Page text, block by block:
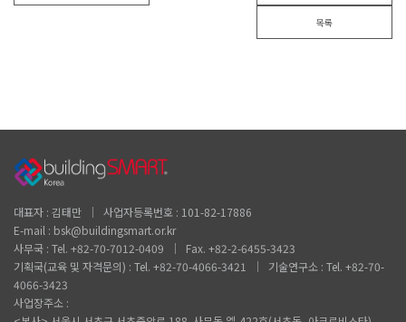
목록
대표자 : 김태만 │ 사업자등록번호 : 101-82-17886
E-mail : bsk@buildingsmart.or.kr
사무국 : Tel. +82-70-7012-0409 │ Fax. +82-2-6455-3423
기획국(교육 및 자격문의) : Tel. +82-70-4066-3421 │ 기술연구소 : Tel. +82-70-
4066-3423
사업장주소 :